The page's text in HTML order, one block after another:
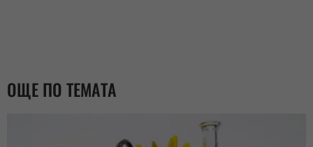
ОЩЕ ПО ТЕМАТА